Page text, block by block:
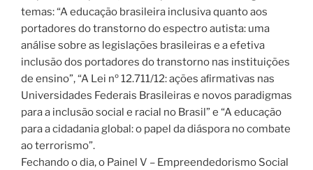
temas: “A educação brasileira inclusiva quanto aos
portadores do transtorno do espectro autista: uma
análise sobre as legislações brasileiras e a efetiva
inclusão dos portadores do transtorno nas instituições
de ensino”, “A Lei nº 12.711/12: ações aﬁrmativas nas
Universidades Federais Brasileiras e novos paradigmas
para a inclusão social e racial no Brasil” e “A educação
para a cidadania global: o papel da diáspora no combate
ao terrorismo”.
Fechando o dia, o Painel V – Empreendedorismo Social